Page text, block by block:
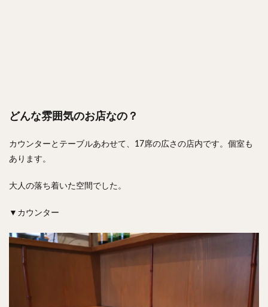
どんな雰囲気のお店なの？
カウンターとテーブルあわせて、17席の広さの店内です。個室も
あります。
大人の落ち着いた空間でした。
▼カウンター